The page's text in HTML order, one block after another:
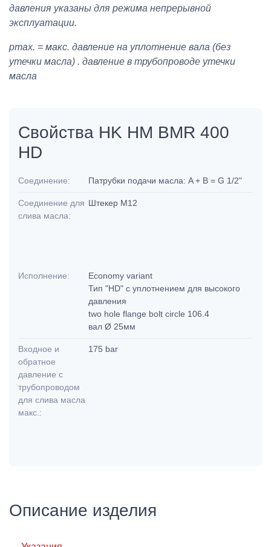
давления указаны для режима непрерывной
эксплуатации.
pmax. = макс. давление на уплотнение вала (без
утечки масла) . давление в трубопроводе утечки
масла
Свойства HK HM BMR 400
HD
Соединение: Патрубки подачи масла: A + B = G 1/2"
Соединение для
слива масла:
Штекер M12
Исполнение:
Economy variant
Тип "HD" с уплотнением для высокого
давления
two hole flange bolt circle 106.4
вал Ø 25мм
Входное и
обратное
давление с
трубопроводом
для слива масла
макс.:
175 bar
Описание изделия